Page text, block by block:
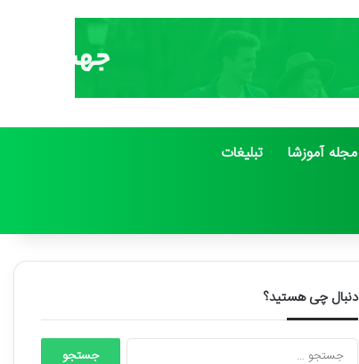
مجله آموزشا تبلیغات
دنبال چی هستید؟
جستجو